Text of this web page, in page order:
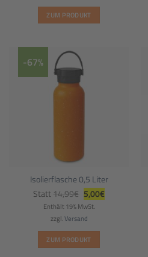
ZUM PRODUKT
-67%
Isolierflasche 0,5 Liter
Statt 14,99€ Ursprünglicher
Preis
war:
14,99€
5,00€Aktueller
Preis
Enthält 19% MwSt.
zzgl.Versand
ZUM PRODUKT